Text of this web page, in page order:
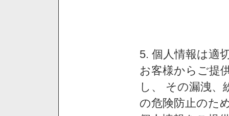
5. 個人情報は適
お客様からご提
し、 その漏洩、
の危険防止のた